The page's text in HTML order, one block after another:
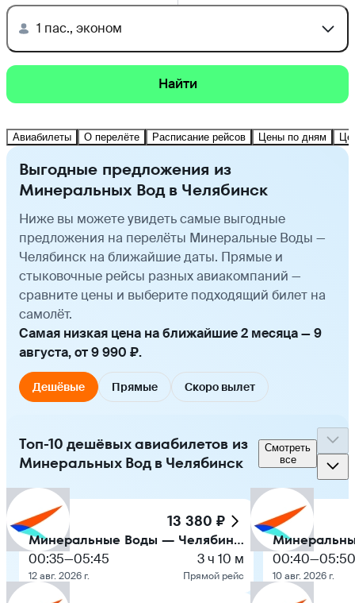
1 пас., эконом
Найти
Авиабилеты О перелёте Расписание рейсов Цены по дням
Выгодные предложения из
Минеральных Вод в Челябинск
Ниже вы можете увидеть самые выгодные
предложения на перелёты Минеральные Воды —
Челябинск на ближайшие даты. Прямые и
стыковочные рейсы разных авиакомпаний —
сравните цены и выберите подходящий билет на
самолёт.
Самая низкая цена на ближайшие 2 месяца — 9
августа, от 9 990 ₽.
Дешёвые Прямые Скоро вылет
Топ-10 дешёвых авиабилетов из
Минеральных Вод в Челябинск
Смотреть
все
13 380 ₽
Минеральные Воды — Челябинск
00:35—05:45
12 авг. 2026 г.
3 ч 10 м
Прямой рейс
00:40—05:50
10 авг. 2026 г.